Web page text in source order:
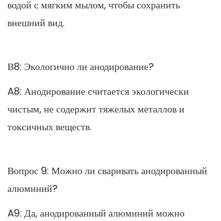
водой с мягким мылом, чтобы сохранить
внешний вид.
В8: Экологично ли анодирование?
A8: Анодирование считается экологически
чистым, не содержит тяжелых металлов и
токсичных веществ.
Вопрос 9: Можно ли сваривать анодированный
алюминий?
A9: Да, анодированный алюминий можно